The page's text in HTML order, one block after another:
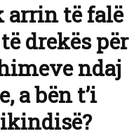
islame
arrin të falë
drekës për
ndaj
a bën t’i